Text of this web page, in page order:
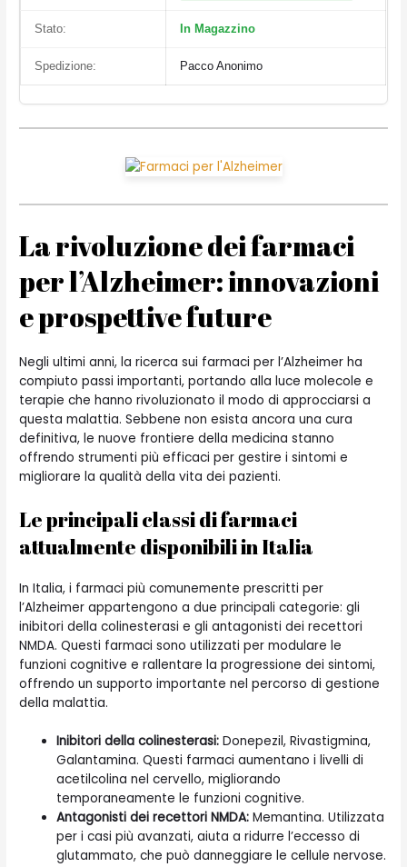
Stato: In Magazzino
Spedizione: Pacco Anonimo
La rivoluzione dei farmaci
per l’Alzheimer: innovazioni
e prospettive future
Negli ultimi anni, la ricerca sui farmaci per l’Alzheimer ha
compiuto passi importanti, portando alla luce molecole e
terapie che hanno rivoluzionato il modo di approcciarsi a
questa malattia. Sebbene non esista ancora una cura
definitiva, le nuove frontiere della medicina stanno
offrendo strumenti più efficaci per gestire i sintomi e
migliorare la qualità della vita dei pazienti.
Le principali classi di farmaci
attualmente disponibili in Italia
In Italia, i farmaci più comunemente prescritti per
l’Alzheimer appartengono a due principali categorie: gli
inibitori della colinesterasi e gli antagonisti dei recettori
NMDA. Questi farmaci sono utilizzati per modulare le
funzioni cognitive e rallentare la progressione dei sintomi,
offrendo un supporto importante nel percorso di gestione
della malattia.
Inibitori della colinesterasi: Donepezil, Rivastigmina,
Galantamina. Questi farmaci aumentano i livelli di
acetilcolina nel cervello, migliorando
temporaneamente le funzioni cognitive.
Antagonisti dei recettori NMDA: Memantina. Utilizzata
per i casi più avanzati, aiuta a ridurre l’eccesso di
glutammato, che può danneggiare le cellule nervose.